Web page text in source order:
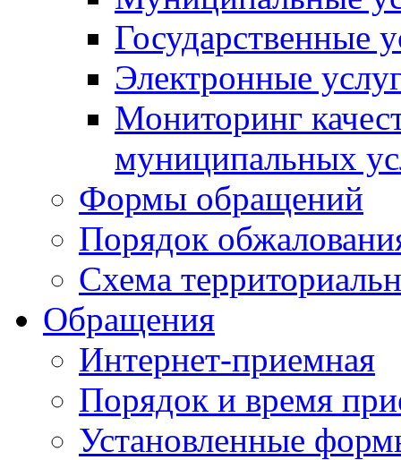
Государственные
Электронные
Мониторинг
муниципальных
Формы обращений
Порядок
Схема
Обращения
Интернет-приемная
Порядок и время
Установленные